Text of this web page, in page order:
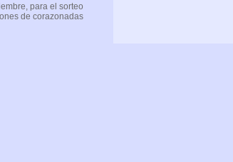
para el sorteo
de corazonadas